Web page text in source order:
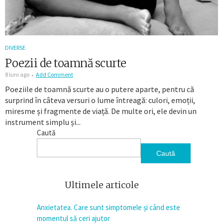
DIVERSE
Poezii de toamnă scurte
8 luni ago Add Comment
Poeziile de toamnă scurte au o putere aparte, pentru că
surprind în câteva versuri o lume întreagă: culori, emoții,
miresme și fragmente de viață. De multe ori, ele devin un
instrument simplu și...
Caută
Caută
Ultimele articole
Anxietatea. Care sunt simptomele și când este
momentul să ceri ajutor